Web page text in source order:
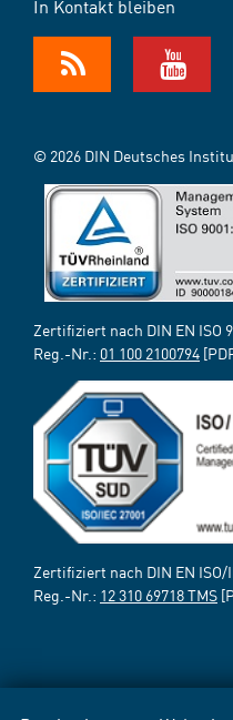
In Kontakt bleiben
© 2026 DIN Deutsches
Zertifiziert nach DIN EN ISO
Reg.-Nr.: 01 100 2100794
Zertifiziert nach DIN EN ISO/
Reg.-Nr.: 12 310 69718 TMS